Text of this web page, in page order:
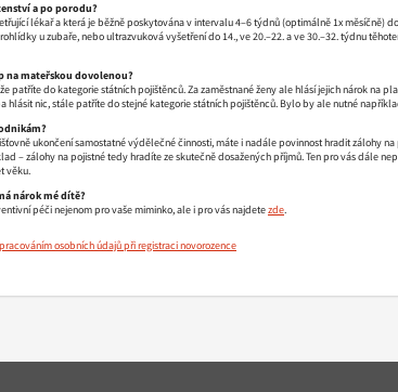
a po porodu?
lékař a která je běžně poskytována v intervalu 4–6 týdnů (optimálně 1x
u zubaře, nebo ultrazvuková vyšetření do 14., ve 20.–22. a ve 30.–32. týdnu
na mateřskou dovolenou?
patříte do kategorie státních pojištěnců. Za zaměstnané ženy ale hlásí jejich nárok na
hlásit nic, stále patříte do stejné kategorie státních pojištěnců. Bylo by ale nutné
ukončení samostatné výdělečné činnosti, máte i nadále povinnost hradit zálohy
– zálohy na pojistné tedy hradíte ze skutečně dosažených příjmů. Ten pro vás dále
věku.
nárok mé dítě?
péči nejenom pro vaše miminko, ale i pro vás najdetezde.
osobních údajů při registraci novorozence